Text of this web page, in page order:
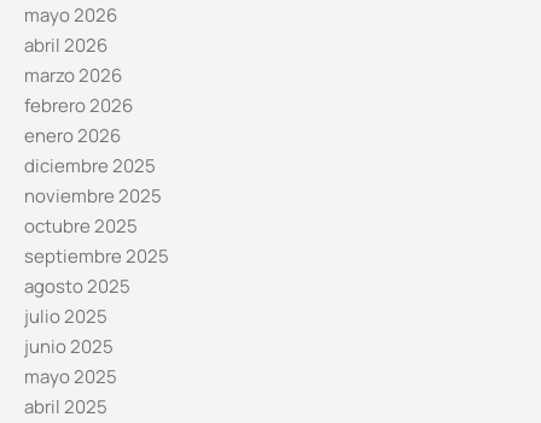
mayo 2026
abril 2026
marzo 2026
febrero 2026
enero 2026
diciembre 2025
noviembre 2025
octubre 2025
septiembre 2025
agosto 2025
julio 2025
junio 2025
mayo 2025
abril 2025